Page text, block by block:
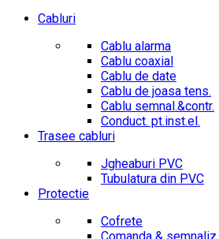
Cabluri
Cablu alarma
Cablu coaxial
Cablu de date
Cablu de joasa tens.
Cablu semnal.&contr.
Conduct. pt.inst.el.
Trasee cabluri
Jgheaburi PVC
Tubulatura din PVC
Protectie
Cofrete